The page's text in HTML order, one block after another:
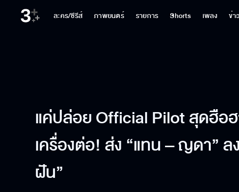
ละคร/ซีรีส์ ภาพยนตร์ รายการ Shorts เพลง ข่า
แค่ปล่อย Official Pilot สุดฮือฮ
เครื่องต่อ! ส่ง “แทน – ญดา”
ฝัน”